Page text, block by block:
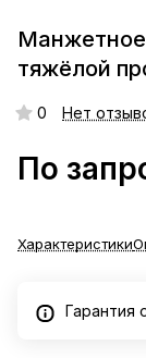
Манжетное
тяжёлой
0 Нет
По
Характеристики
Гарантия